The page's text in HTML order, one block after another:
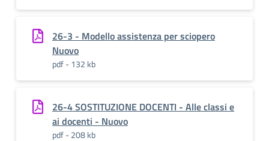
26-3 - Modello assistenza per sciopero
Nuovo
pdf - 132 kb
26-4 SOSTITUZIONE DOCENTI - Alle classi e
ai docenti - Nuovo
pdf - 208 kb